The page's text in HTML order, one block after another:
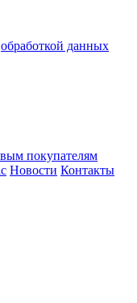
обработкой данных
покупателям
Новости Контакты